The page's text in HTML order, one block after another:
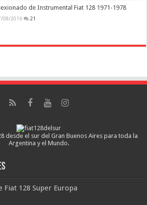
de Instrumental Fiat 128 1971-1978
08/2016 21
desde el sur del Gran Buenos Aires para toda la
Argentina y el Mundo.
Fiat 128 Super Europa